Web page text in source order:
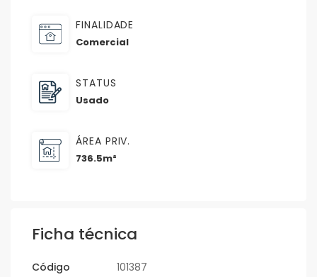
FINALIDADE
Comercial
STATUS
Usado
ÁREA PRIV.
736.5m²
Ficha técnica
Código 101387